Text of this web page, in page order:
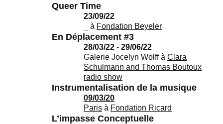
Queer Time
23/09/22
à Fondation Beyeler
En Déplacement #3
28/03/22 - 29/06/22
Galerie Jocelyn Wolff à Clara
Schulmann and Thomas Boutoux
radio show
Instrumentalisation de la musique
09/03/20
Paris à Fondation Ricard
L’impasse Conceptuelle